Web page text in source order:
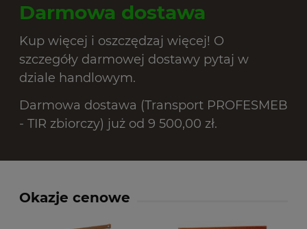
Darmowa dostawa
Kup więcej i oszczędzaj więcej! O
szczegóły darmowej dostawy pytaj w
dziale handlowym.
Darmowa dostawa (Transport PROFESMEB
- TIR zbiorczy) już od 9 500,00 zł.
Okazje cenowe